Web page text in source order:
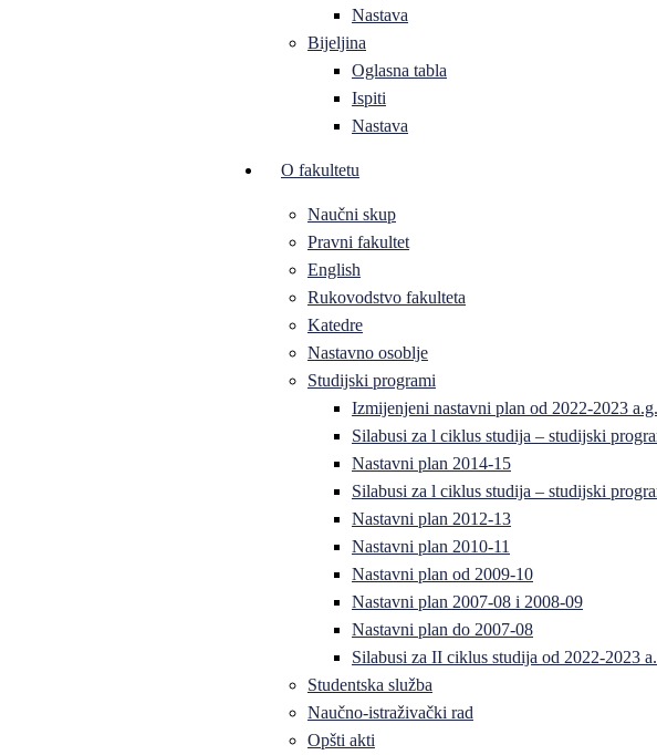
Nastava
Bijeljina
Oglasna tabla
Ispiti
Nastava
O fakultetu
Naučni skup
Pravni fakultet
English
Rukovodstvo fakulteta
Katedre
Nastavno osoblje
Studijski programi
Izmijenjeni nastavni plan od 2022-2023 a.g.
Silabusi za l ciklus studija – studijski
Nastavni plan 2014-15
Silabusi za l ciklus studija – studijski
Nastavni plan 2012-13
Nastavni plan 2010-11
Nastavni plan od 2009-10
Nastavni plan 2007-08 i 2008-09
Nastavni plan do 2007-08
Silabusi za II ciklus studija od 2022-2023
Studentska služba
Naučno-istraživački rad
Opšti akti